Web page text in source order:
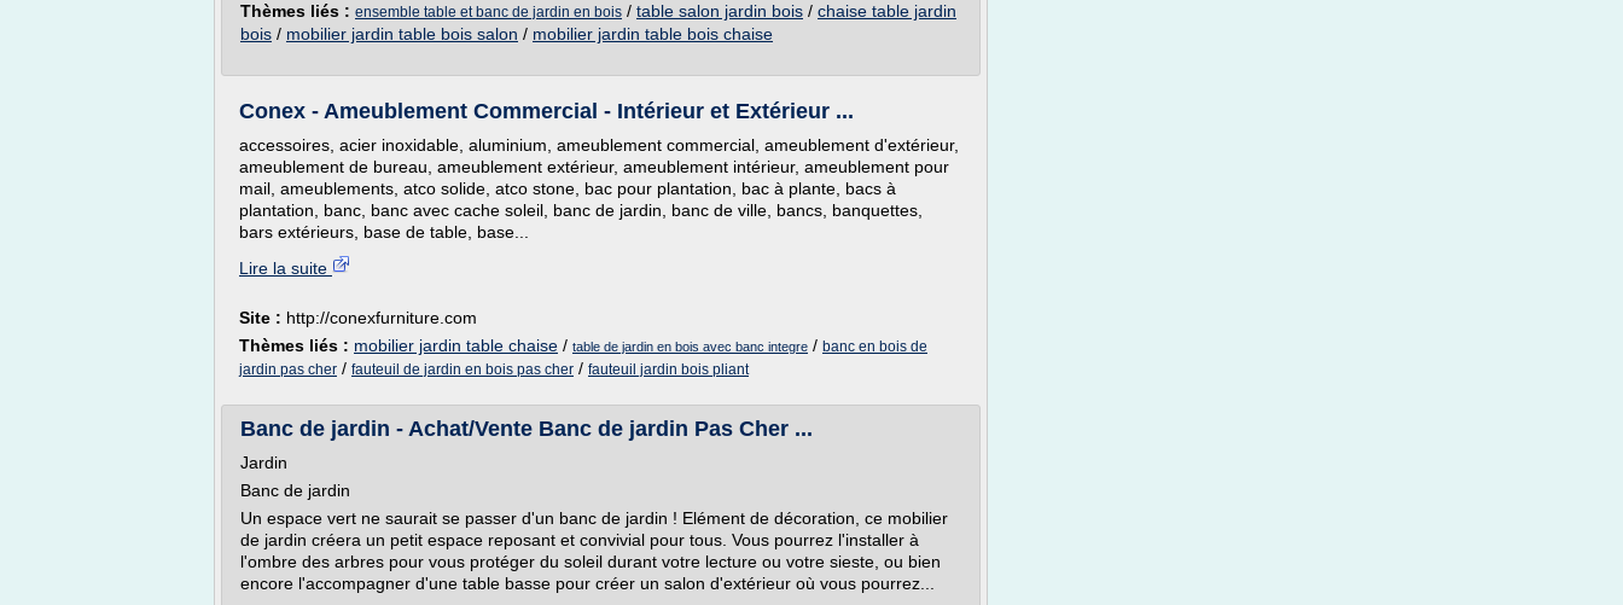
Thèmes liés : ensemble table et banc de jardin en bois / table salon jardin bois / chaise table jardin
bois / mobilier jardin table bois salon / mobilier jardin table bois chaise
Conex - Ameublement Commercial - Intérieur et Extérieur ...
accessoires, acier inoxidable, aluminium, ameublement commercial, ameublement d'extérieur,
ameublement de bureau, ameublement extérieur, ameublement intérieur, ameublement pour
mail, ameublements, atco solide, atco stone, bac pour plantation, bac à plante, bacs à
plantation, banc, banc avec cache soleil, banc de jardin, banc de ville, bancs, banquettes,
bars extérieurs, base de table, base...
Lire la suite
Site : http://conexfurniture.com
Thèmes liés : mobilier jardin table chaise / table de jardin en bois avec banc integre / banc en bois de
jardin pas cher / fauteuil de jardin en bois pas cher / fauteuil jardin bois pliant
Banc de jardin - Achat/Vente Banc de jardin Pas Cher ...
Jardin
Banc de jardin
Un espace vert ne saurait se passer d'un banc de jardin ! Elément de décoration, ce mobilier
de jardin créera un petit espace reposant et convivial pour tous. Vous pourrez l'installer à
l'ombre des arbres pour vous protéger du soleil durant votre lecture ou votre sieste, ou bien
encore l'accompagner d'une table basse pour créer un salon d'extérieur où vous pourrez...